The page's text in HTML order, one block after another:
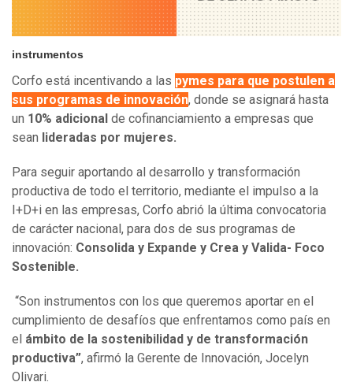
instrumentos
Corfo está incentivando a las pymes para que postulen a
sus programas de innovación, donde se asignará hasta
un 10% adicional de cofinanciamiento a empresas que
sean lideradas por mujeres.
Para seguir aportando al desarrollo y transformación
productiva de todo el territorio, mediante el impulso a la
I+D+i en las empresas, Corfo abrió la última convocatoria
de carácter nacional, para dos de sus programas de
innovación: Consolida y Expande y Crea y Valida- Foco
Sostenible.
“Son instrumentos con los que queremos aportar en el
cumplimiento de desafíos que enfrentamos como país en
el ámbito de la sostenibilidad y de transformación
productiva”, afirmó la Gerente de Innovación, Jocelyn
Olivari.